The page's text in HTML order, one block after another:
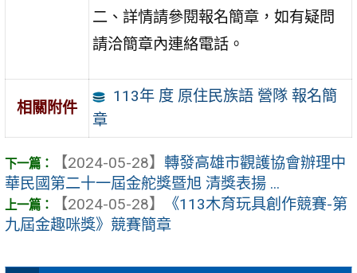
二、詳情請參閱報名簡章，如有疑問
請洽簡章內連絡電話。
相關附件
113年 度 原住民族語 營隊 報名簡
章
【2024-05-28】 轉發高雄市觀護協會辦理中
華民國第二十一屆金舵獎暨旭 清獎表揚 ...
【2024-05-28】
《113木育玩具創作競賽-第
九屆金趣咪獎》競賽簡章